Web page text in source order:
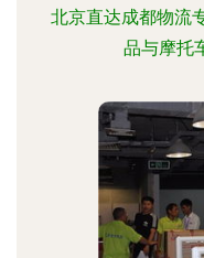
北京直达成都物流
品与摩托